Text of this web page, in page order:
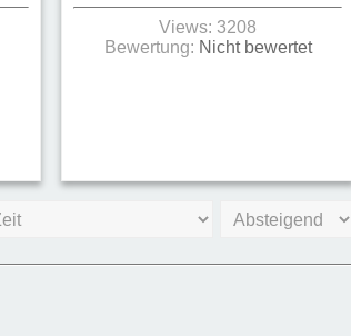
Views: 3208
Bewertung: Nicht bewertet